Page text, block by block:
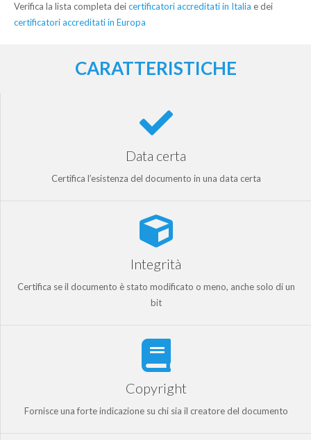
Verifica la lista completa deicertificatori accreditati in Italia e dei
certificatori accreditati in Europa
CARATTERISTICHE
Data certa
Certifica l’esistenza del documento in una data certa
Integrità
Certifica se il documento è stato modificato o meno, anche solo di un
bit
Copyright
Fornisce una forte indicazione su chi sia il creatore del documento